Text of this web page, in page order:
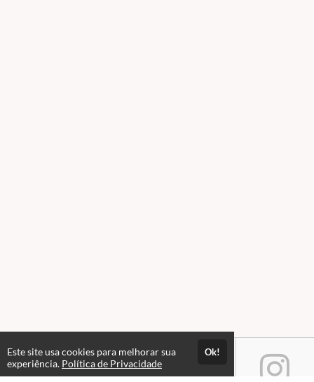
Este site usa cookies para melhorar sua
experiência. Política de Privacidade
Ok!